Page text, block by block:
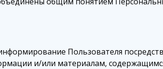
Пользователя
и/или материалам,